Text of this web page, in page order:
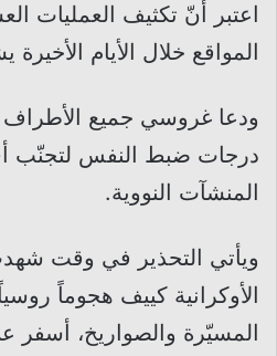
اعتبر أنّ تكثيف العمليات
المواقع خلال الأيام
ودعا غروسي جميع
درجات ضبط النفس لتجنّب
المنشآت النووية.
ويأتي التحذير في وقت
الأوكرانية كييف هجوماً